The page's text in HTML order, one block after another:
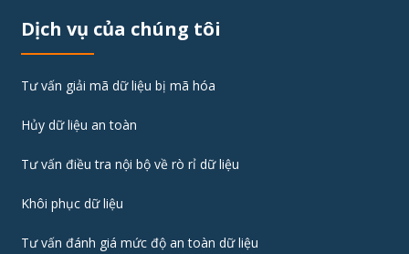
Dịch vụ của chúng tôi
Tư vấn giải mã dữ liệu bị mã hóa
Hủy dữ liệu an toàn
Tư vấn điều tra nội bộ về rò rỉ dữ liệu
Khôi phục dữ liệu
Tư vấn đánh giá mức độ an toàn dữ liệu